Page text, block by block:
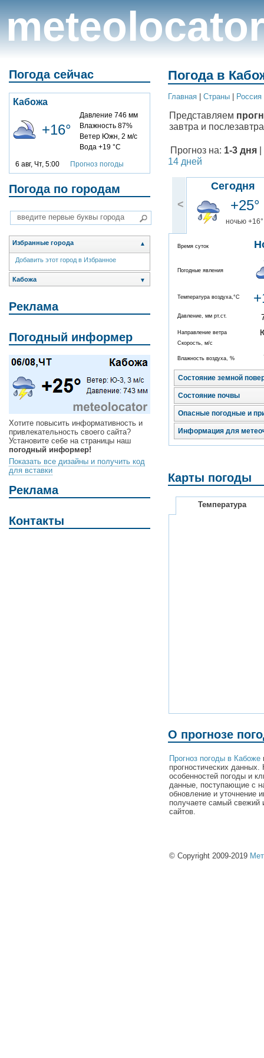
meteolocator
Погода сейчас
Кабожа
+16°
Давление 746 мм
Влажность 87%
Ветер Южн, 2 м/с
Вода +19 °C
6 авг, Чт, 5:00 Прогноз погоды
Погода по городам
Избранные города ▲
Добавить этот город в Избранное
Кабожа ▼
Реклама
Погодный информер
Хотите повысить информативность и
привлекательность своего сайта?
Установите себе на страницы наш
погодный информер!
Показать все дизайны и получить код
для вставки
Реклама
Контакты
Погода в
Главная Cтраны Россия
Представляем
завтра и
Прогноз на: 1-3 дня
14 дней
<
Сегодня
+25°
ночью +16°
Время суток
Погодные явления
Температура воздуха,°C
Давление, мм рт.ст.
Направление ветра
Скорость, м/с
Влажность воздуха, %
Состояние земной
Состояние почвы
Опасные погодные и
Информация для
Карты погоды
Температура
О прогнозе
Прогноз погоды в Кабоже
прогностических
особенностей погоды и
данные, поступающие с
обновление и уточнение
получаете самый свежий
сайтов.
© Copyright 2009-2019